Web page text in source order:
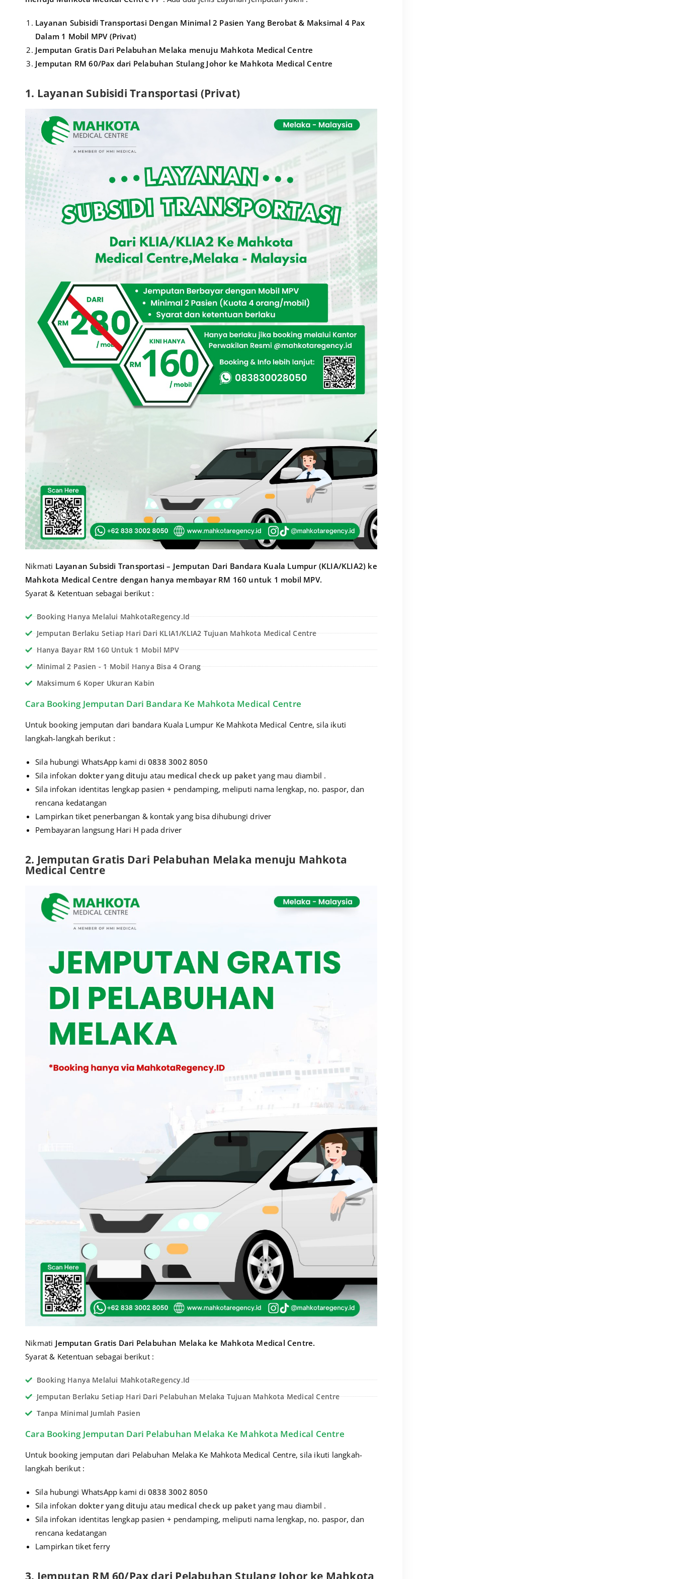
Layanan Subisidi Transportasi Dengan Minimal 2 Pasien Yang Berobat & Maksimal 4 Pax
Dalam 1 Mobil MPV (Privat)
Jemputan Gratis Dari Pelabuhan Melaka menuju Mahkota Medical Centre
Jemputan RM 60/Pax dari Pelabuhan Stulang Johor ke Mahkota Medical Centre
1. Layanan Subisidi Transportasi (Privat)
Nikmati Layanan Subsidi Transportasi – Jemputan Dari Bandara Kuala Lumpur (KLIA/KLIA2) ke
Mahkota Medical Centre dengan hanya membayar RM 160 untuk 1 mobil MPV.
Syarat & Ketentuan sebagai berikut :
Booking Hanya Melalui MahkotaRegency.id
Jemputan Berlaku Setiap Hari Dari KLIA1/KLIA2 Tujuan Mahkota Medical Centre
Hanya Bayar RM 160 Untuk 1 Mobil MPV
Minimal 2 Pasien - 1 Mobil Hanya Bisa 4 Orang
Maksimum 6 Koper Ukuran Kabin
Cara Booking Jemputan Dari Bandara Ke Mahkota Medical Centre
Untuk booking jemputan dari bandara Kuala Lumpur Ke Mahkota Medical Centre, sila ikuti
langkah-langkah berikut :
Sila hubungi WhatsApp kami di 0838 3002 8050
Sila infokan dokter yang dituju atau medical check up paketyang mau diambil .
Sila infokan identitas lengkap pasien + pendamping, meliputi nama lengkap, no. paspor, dan
rencana kedatangan
Lampirkan tiket penerbangan & kontak yang bisa dihubungi driver
Pembayaran langsung Hari H pada driver
2. Jemputan Gratis Dari Pelabuhan Melaka menuju Mahkota
Medical Centre
Nikmati Jemputan Gratis Dari Pelabuhan Melaka ke Mahkota Medical Centre.
Syarat & Ketentuan sebagai berikut :
Booking Hanya Melalui MahkotaRegency.id
Jemputan Berlaku Setiap Hari Dari Pelabuhan Melaka Tujuan Mahkota Medical Centre
Tanpa Minimal Jumlah Pasien
Cara Booking Jemputan Dari Pelabuhan Melaka Ke Mahkota Medical Centre
Untuk booking jemputan dari Pelabuhan Melaka Ke Mahkota Medical Centre, sila ikuti langkah-
langkah berikut :
Sila hubungi WhatsApp kami di 0838 3002 8050
Sila infokan dokter yang dituju atau medical check up paketyang mau diambil .
Sila infokan identitas lengkap pasien + pendamping, meliputi nama lengkap, no. paspor, dan
rencana kedatangan
Lampirkan tiket ferry
3. Jemputan RM 60/Pax dari Pelabuhan Stulang Johor ke Mahkota